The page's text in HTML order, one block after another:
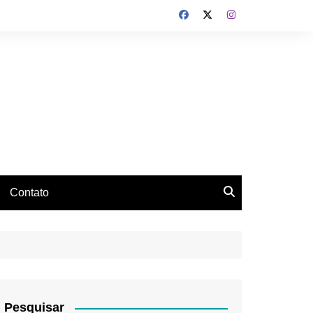
Contato
Pesquisar